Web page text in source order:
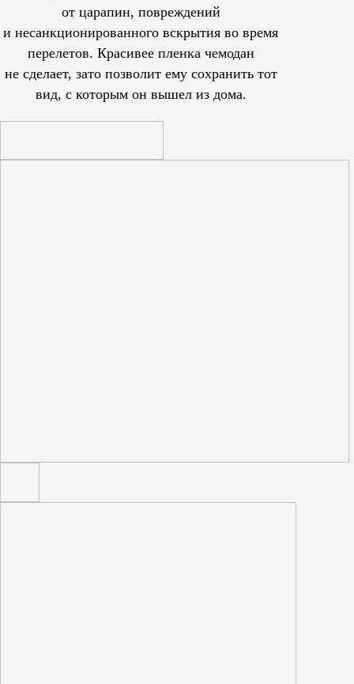
от царапин, повреждений
и несанкционированного вскрытия во время
перелетов. Красивее пленка чемодан
не сделает, зато позволит ему сохранить тот
вид, с которым он вышел из дома.